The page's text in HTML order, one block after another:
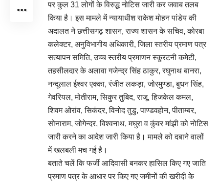
पर कुल 31 लोगों के विरुद्ध नोटिस जारी कर जवाब तलब
किया है। इस मामले में न्यायाधीश राकेश मोहन पांडेय की
अदालत ने छत्तीसगढ़ शासन, राज्य शासन के सचिव, कोरबा
कलेक्टर, अनुविभागीय अधिकारी, जिला स्तरीय प्रमाण पत्र
सत्यापन समिति, उच्च स्तरीय प्रमाणन स्कू्रटनी कमेटी,
तहसीलदार के अलावा गजेन्द्र सिंह ठाकुर, रघुनाथ बानरा,
नन्दूलाल ईश्वर एक्का, रंजीत लकड़ा, जोरमुण्डा, बुधन सिंह,
गेवरियल, मोतीराम, सिकुर तुबिद, राजू, हिजकेल कमल,
शिवम ओरांव, सिकंदर, विनोद तुडु, पाण्डवहोन, पीताम्बर,
सोनाराम, जोगेन्दर, विश्वनाथ, मघुरा व कुंवर मांझी को नोटिस
जारी करने का आदेश जारी किया है। मामले को दबाने वालों
में खलबली मच गई है।
बताते चलें कि फर्जी आदिवासी बनकर हासिल किए गए जाति
प्रमाण पत्र के आधार पर किए गए जमीनों की खरीदी के